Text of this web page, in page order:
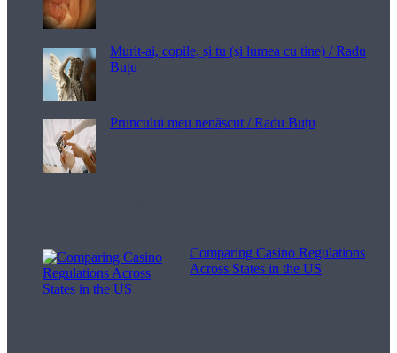
Murit-ai, copile, și tu (și lumea cu tine) / Radu
Buțu
Pruncului meu nenăscut / Radu Buțu
Comparing Casino Regulations
Across States in the US